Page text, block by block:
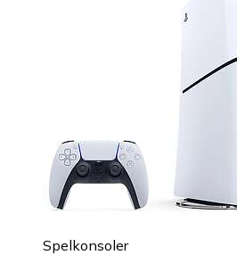
Spelkonsoler